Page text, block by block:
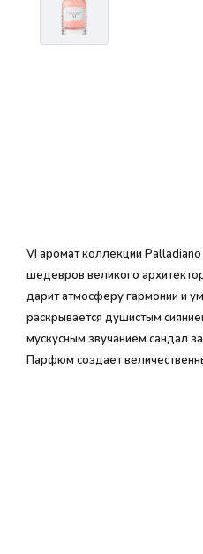
VI аромат коллекции
шедевров великого
дарит атмосферу гармонии и
раскрывается душистым
мускусным звучанием сандал
Парфюм создает